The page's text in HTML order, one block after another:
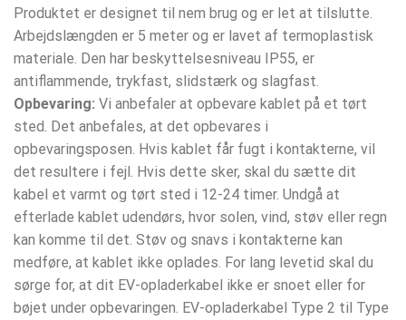
Produktet er designet til nem brug og er let at tilslutte.
Arbejdslængden er 5 meter og er lavet af termoplastisk
materiale. Den har beskyttelsesniveau IP55, er
antiflammende, trykfast, slidstærk og slagfast.
Opbevaring: Vi anbefaler at opbevare kablet på et tørt
sted. Det anbefales, at det opbevares i
opbevaringsposen. Hvis kablet får fugt i kontakterne, vil
det resultere i fejl. Hvis dette sker, skal du sætte dit
kabel et varmt og tørt sted i 12-24 timer. Undgå at
efterlade kablet udendørs, hvor solen, vind, støv eller regn
kan komme til det. Støv og snavs i kontakterne kan
medføre, at kablet ikke oplades. For lang levetid skal du
sørge for, at dit EV-opladerkabel ikke er snoet eller for
bøjet under opbevaringen. EV-opladerkabel Type 2 til Type